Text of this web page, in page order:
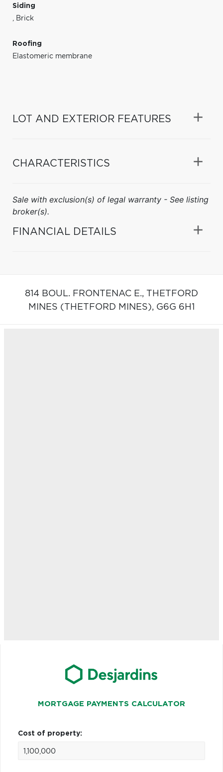
Siding
Brick
Roofing
Elastomeric membrane
LOT AND EXTERIOR FEATURES
CHARACTERISTICS
Sale with exclusion(s) of legal warranty - See listing
broker(s).
FINANCIAL DETAILS
814 BOUL. FRONTENAC E., THETFORD
MINES (THETFORD MINES), G6G 6H1
MORTGAGE PAYMENTS CALCULATOR
Cost of property: